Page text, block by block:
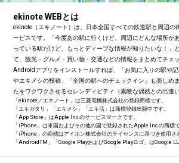
ekinote WEBとは
ekinote（エキノート）は、日本全国すべての鉄道駅と周辺の
ービスです。「今度あの駅に行くけど、周辺にどんな場所が
っている駅だけど、もっとディープな情報が知りたいな！」
て、観光・グルメ・買い物・交通などの情報をまとめてチェ
Androidアプリをインストールすれば、「お気に入りの駅や
やエキメシの投稿」「全国の駅へのチェックイン」も楽しめ
たをワクワクさせるセレンディピティ（素敵な偶然との出逢
「ekinote／エキノート」は三菱電機株式会社の登録商標です。
「エキガタリ」「エキメシ」「エキ活」は商標登録出願中です。
「App Store」はApple Inc.のサービスマークです。
「iPhone」は米国およびその他の国で登録されたApple Inc.の商標で
「iPhone」の商標はアイホン株式会社のライセンスに基づき使用さ
「AndroidTM 」「Google PlayおよびGoogle Playロゴ」はGoogle